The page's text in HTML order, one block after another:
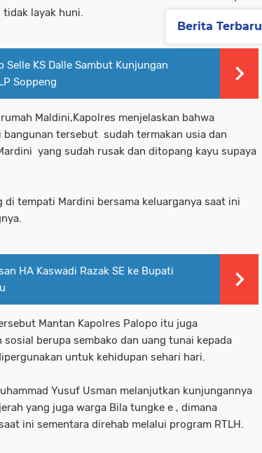
layak huni.
Selle KS Dalle Sambut Kunjungan
Soppeng
Maldini,Kapolres menjelaskan bahwa
bangunan tersebut sudah termakan usia dan
yang sudah rusak dan ditopang kayu supaya
di tempati Mardini bersama keluarganya saat ini
HA Kaswadi Razak SE ke Bupati
Mantan Kapolres Palopo itu juga
sosial berupa sembako dan uang tunai kepada
untuk kehidupan sehari hari.
Yusuf Usman melanjutkan kunjungannya
yang juga warga Bila tungke e , dimana
ini sementara direhab melalui program RTLH.
Berita Terbaru